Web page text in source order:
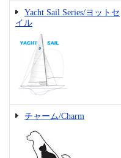
Yacht Sail Series/ヨットセ
イル
チャーム/Charm